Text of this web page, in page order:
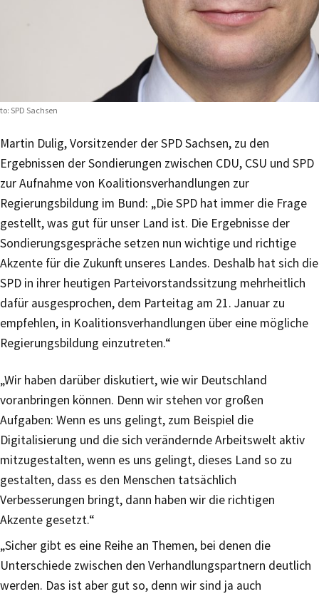
SPD Sachsen
Martin Dulig, Vorsitzender der SPD Sachsen, zu den
Ergebnissen der Sondierungen zwischen CDU, CSU und SPD
zur Aufnahme von Koalitionsverhandlungen zur
Regierungsbildung im Bund: „Die SPD hat immer die Frage
gestellt, was gut für unser Land ist. Die Ergebnisse der
Sondierungsgespräche setzen nun wichtige und richtige
Akzente für die Zukunft unseres Landes. Deshalb hat sich die
SPD in ihrer heutigen Parteivorstandssitzung mehrheitlich
dafür ausgesprochen, dem Parteitag am 21. Januar zu
empfehlen, in Koalitionsverhandlungen über eine mögliche
Regierungsbildung einzutreten.“
„Wir haben darüber diskutiert, wie wir Deutschland
voranbringen können. Denn wir stehen vor großen
Aufgaben: Wenn es uns gelingt, zum Beispiel die
Digitalisierung und die sich verändernde Arbeitswelt aktiv
mitzugestalten, wenn es uns gelingt, dieses Land so zu
gestalten, dass es den Menschen tatsächlich
Verbesserungen bringt, dann haben wir die richtigen
Akzente gesetzt.“
„Sicher gibt es eine Reihe an Themen, bei denen die
Unterschiede zwischen den Verhandlungspartnern deutlich
werden. Das ist aber gut so, denn wir sind ja auch